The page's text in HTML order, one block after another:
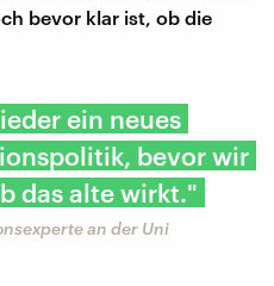
bevor klar ist, ob die
ein neues
bevor wir
das alte wirkt."
an der Uni